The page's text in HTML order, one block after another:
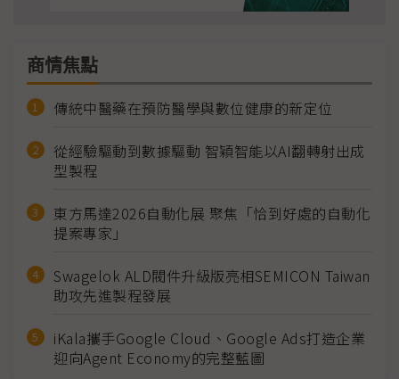
商情焦點
傳統中醫藥在預防醫學與數位健康的新定位
從經驗驅動到數據驅動 智穎智能以AI翻轉射出成
型製程
東方馬達2026自動化展 聚焦「恰到好處的自動化
提案專家」
Swagelok ALD閥件升級版亮相SEMICON Taiwan
助攻先進製程發展
iKala攜手Google Cloud、Google Ads打造企業
迎向Agent Economy的完整藍圖